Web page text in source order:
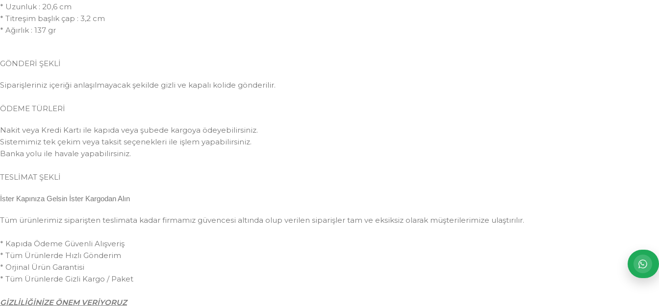
* Uzunluk : 20,6 cm
* Titreşim başlık çap : 3,2 cm
* Ağırlık : 137 gr
GÖNDERİ ŞEKLİ
Siparişleriniz içeriği anlaşılmayacak şekilde gizli ve kapalı kolide gönderilir.
ÖDEME TÜRLERİ
Nakit veya Kredi Kartı ile kapıda veya şubede kargoya ödeyebilirsiniz.
Sistemimiz tek çekim veya taksit seçenekleri ile işlem yapabilirsiniz.
Banka yolu ile havale yapabilirsiniz.
TESLİMAT ŞEKLİ
İster Kapınıza Gelsin İster Kargodan Alın
Tüm ürünlerimiz siparişten teslimata kadar firmamız güvencesi altında olup verilen siparişler tam ve eksiksiz olarak müşterilerimize ulaştırılır.
* Kapıda Ödeme Güvenli Alışveriş
* Tüm Ürünlerde Hızlı Gönderim
* Orjinal Ürün Garantisi
* Tüm Ürünlerde Gizli Kargo / Paket
GİZLİLİĞİNİZE ÖNEM VERİYORUZ